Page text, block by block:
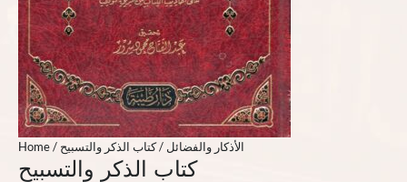
Home/ الأذكار والفضائل / كتاب الذكر والتسبيح
كتاب الذكر والتسبيح